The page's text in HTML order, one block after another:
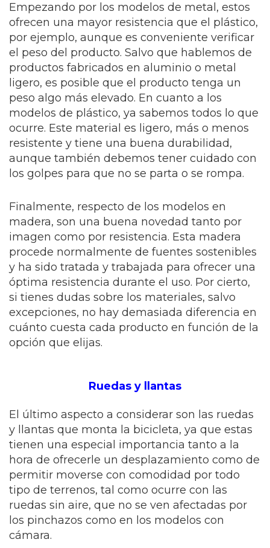
Empezando por los modelos de metal, estos
ofrecen una mayor resistencia que el plástico,
por ejemplo, aunque es conveniente verificar
el peso del producto. Salvo que hablemos de
productos fabricados en aluminio o metal
ligero, es posible que el producto tenga un
peso algo más elevado. En cuanto a los
modelos de plástico, ya sabemos todos lo que
ocurre. Este material es ligero, más o menos
resistente y tiene una buena durabilidad,
aunque también debemos tener cuidado con
los golpes para que no se parta o se rompa.
Finalmente, respecto de los modelos en
madera, son una buena novedad tanto por
imagen como por resistencia. Esta madera
procede normalmente de fuentes sostenibles
y ha sido tratada y trabajada para ofrecer una
óptima resistencia durante el uso. Por cierto,
si tienes dudas sobre los materiales, salvo
excepciones, no hay demasiada diferencia en
cuánto cuesta cada producto en función de la
opción que elijas.
Ruedas y llantas
El último aspecto a considerar son las ruedas
y llantas que monta la bicicleta, ya que estas
tienen una especial importancia tanto a la
hora de ofrecerle un desplazamiento como de
permitir moverse con comodidad por todo
tipo de terrenos, tal como ocurre con las
ruedas sin aire, que no se ven afectadas por
los pinchazos como en los modelos con
cámara.